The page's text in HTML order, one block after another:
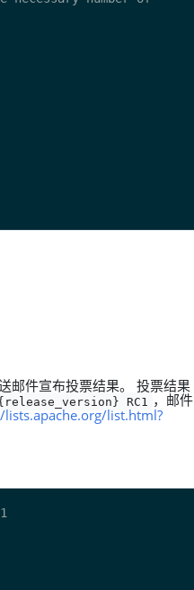
邮件宣布投票结果。 投票结果
RC1
，邮件
list.html?